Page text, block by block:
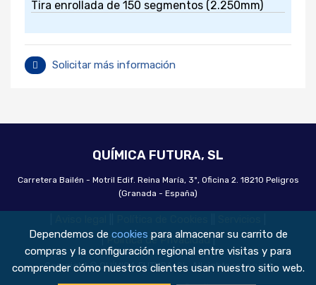
Tira enrollada de 150 segmentos (2.250mm)
Solicitar más información
QUÍMICA FUTURA, SL
Carretera Bailén - Motril Edif. Reina María, 3º, Oficina 2. 18210 Peligros
(Granada - España)
|Política de Privacidad|
Copyright © QUÍMICA FUTURA, SL. All rights reserved
Dependemos de cookies para almacenar su carrito de
compras y la configuración regional entre visitas y para
comprender cómo nuestros clientes usan nuestro sitio web.